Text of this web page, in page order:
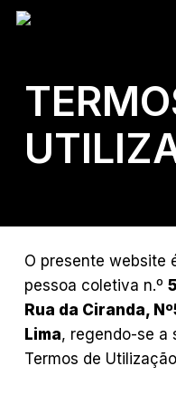
Skip
content
O presente website
pessoa coletiva n.º
Rua da Ciranda,
Lima, regendo-se a
Termos de